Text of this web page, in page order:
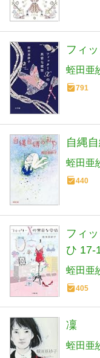
フィ
蛭田亜
791
自縄
蛭田亜
440
フィ
ひ 17-
蛭田亜
405
凜
蛭田亜